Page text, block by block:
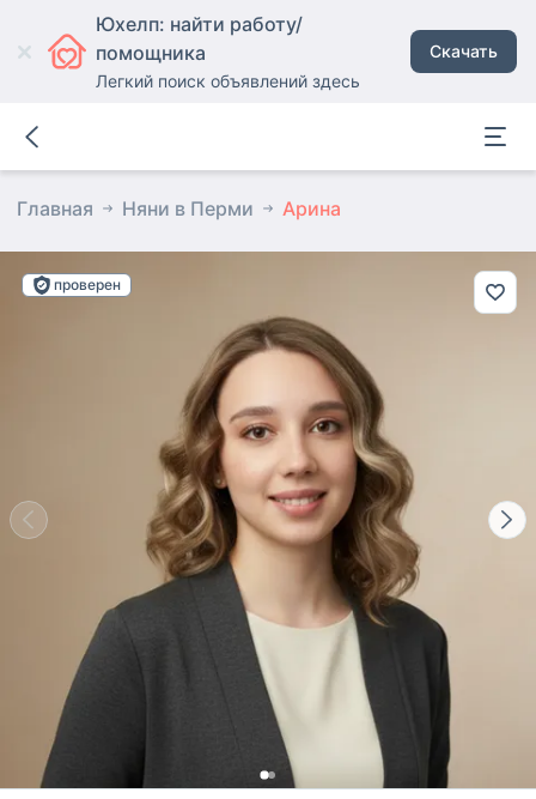
Юхелп: найти работу/
помощника
Легкий поиск объявлений здесь
Скачать
Главная Няни в Перми Арина
проверен